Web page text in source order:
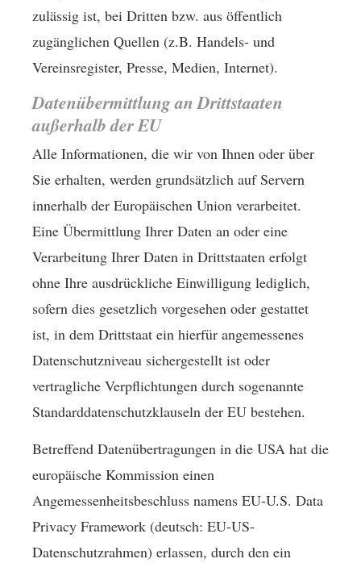
zulässig ist, bei Dritten bzw. aus öffentlich
zugänglichen Quellen (z.B. Handels- und
Vereinsregister, Presse, Medien, Internet).
Datenübermittlung an Drittstaaten
außerhalb der EU
Alle Informationen, die wir von Ihnen oder über
Sie erhalten, werden grundsätzlich auf Servern
innerhalb der Europäischen Union verarbeitet.
Eine Übermittlung Ihrer Daten an oder eine
Verarbeitung Ihrer Daten in Drittstaaten erfolgt
ohne Ihre ausdrückliche Einwilligung lediglich,
sofern dies gesetzlich vorgesehen oder gestattet
ist, in dem Drittstaat ein hierfür angemessenes
Datenschutzniveau sichergestellt ist oder
vertragliche Verpflichtungen durch sogenannte
Standarddatenschutzklauseln der EU bestehen.
Betreffend Datenübertragungen in die USA hat die
europäische Kommission einen
Angemessenheitsbeschluss namens EU-U.S. Data
Privacy Framework (deutsch: EU-US-
Datenschutzrahmen) erlassen, durch den ein